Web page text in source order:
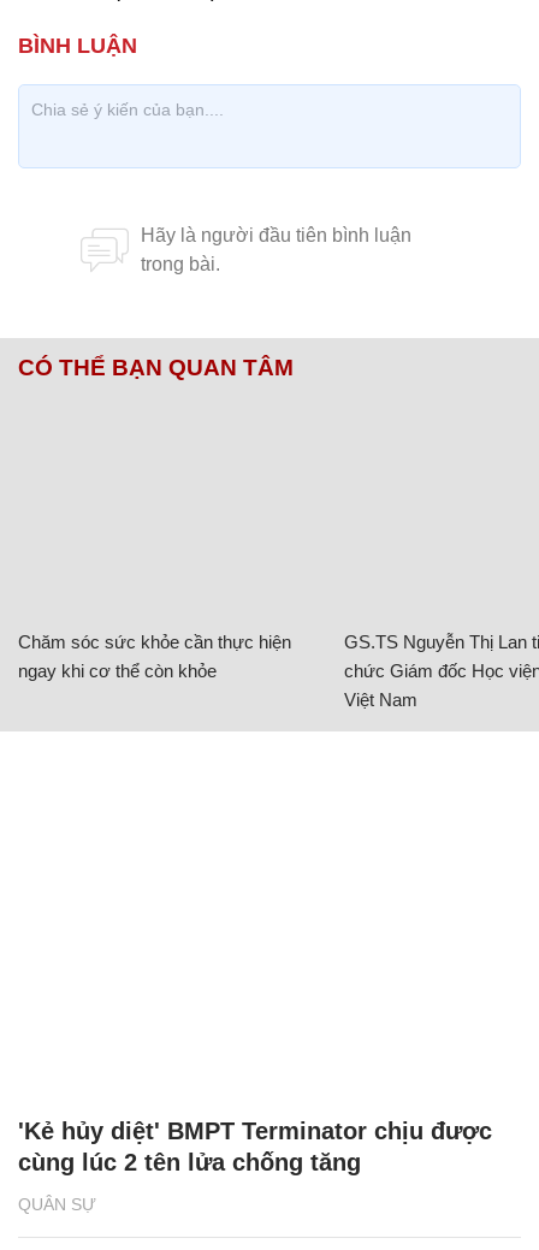
CÓ THỂ BẠN QUAN TÂM
Chăm sóc sức khỏe cần thực hiện
ngay khi cơ thể còn khỏe
GS.TS Nguyễn Thị Lan
chức Giám đốc Học
Việt Nam
QUÂN SỰ
'Kẻ hủy diệt' BMPT Terminator chịu được
cùng lúc 2 tên lửa chống tăng